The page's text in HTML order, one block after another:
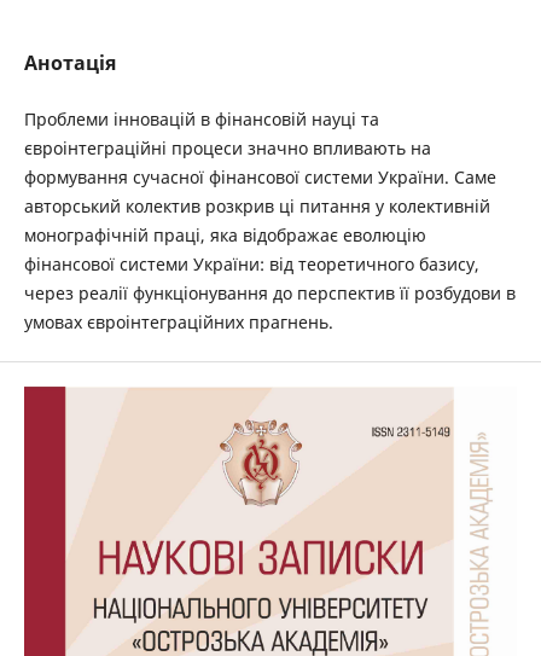
Анотація
Проблеми інновацій в фінансовій науці та
євроінтеграційні процеси значно впливають на
формування сучасної фінансової системи України. Саме
авторський колектив розкрив ці питання у колективній
монографічній праці, яка відображає еволюцію
фінансової системи України: від теоретичного базису,
через реалії функціонування до перспектив її розбудови в
умовах євроінтеграційних прагнень.